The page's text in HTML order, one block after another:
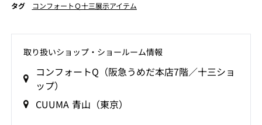
タグ コンフォートＱ十三展示アイテム
取り扱いショップ‧ショールーム情報
コンフォートQ（阪急うめだ本店7階／十三ショ
ップ）
CUUMA 青山（東京）